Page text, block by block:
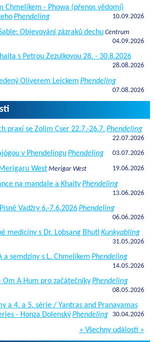
Chmelíkem - Phowa (přenos vědomí)
Phendeling 10.09.2026
Objevování zázraků dechu Centrum
04.09.2026
s Petrou Zezulkovou 28. - 30.8.2026
28.08.2026
Oliverem Leickem Phendeling
07.08.2026
praxí se Zolim Cser 22.7.-26.7. Phendeling
22.07.2026
v PhendelinguPhendeling 03.07.2026
West Merigar West 19.06.2026
na mandale a KhaityPhendeling
13.06.2026
Vadžry 6.-7.6.2026Phendeling
06.06.2026
medicíny s Dr. Lobsang Bhuti Kunkyabling
31.05.2026
a semdziny s L. Chmelíkem Phendeling
14.05.2026
Om A Hum pro začátečníkyPhendeling
08.05.2026
a 4. a 5. série / Yantras and Pranayamas
- Honza DolenskýPhendeling 30.04.2026
» Všechny události »